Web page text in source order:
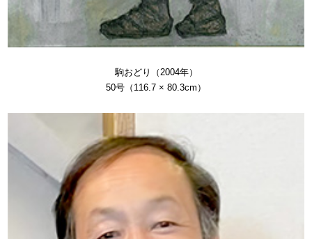
駒おどり（2004年）
50号（116.7 × 80.3cm）